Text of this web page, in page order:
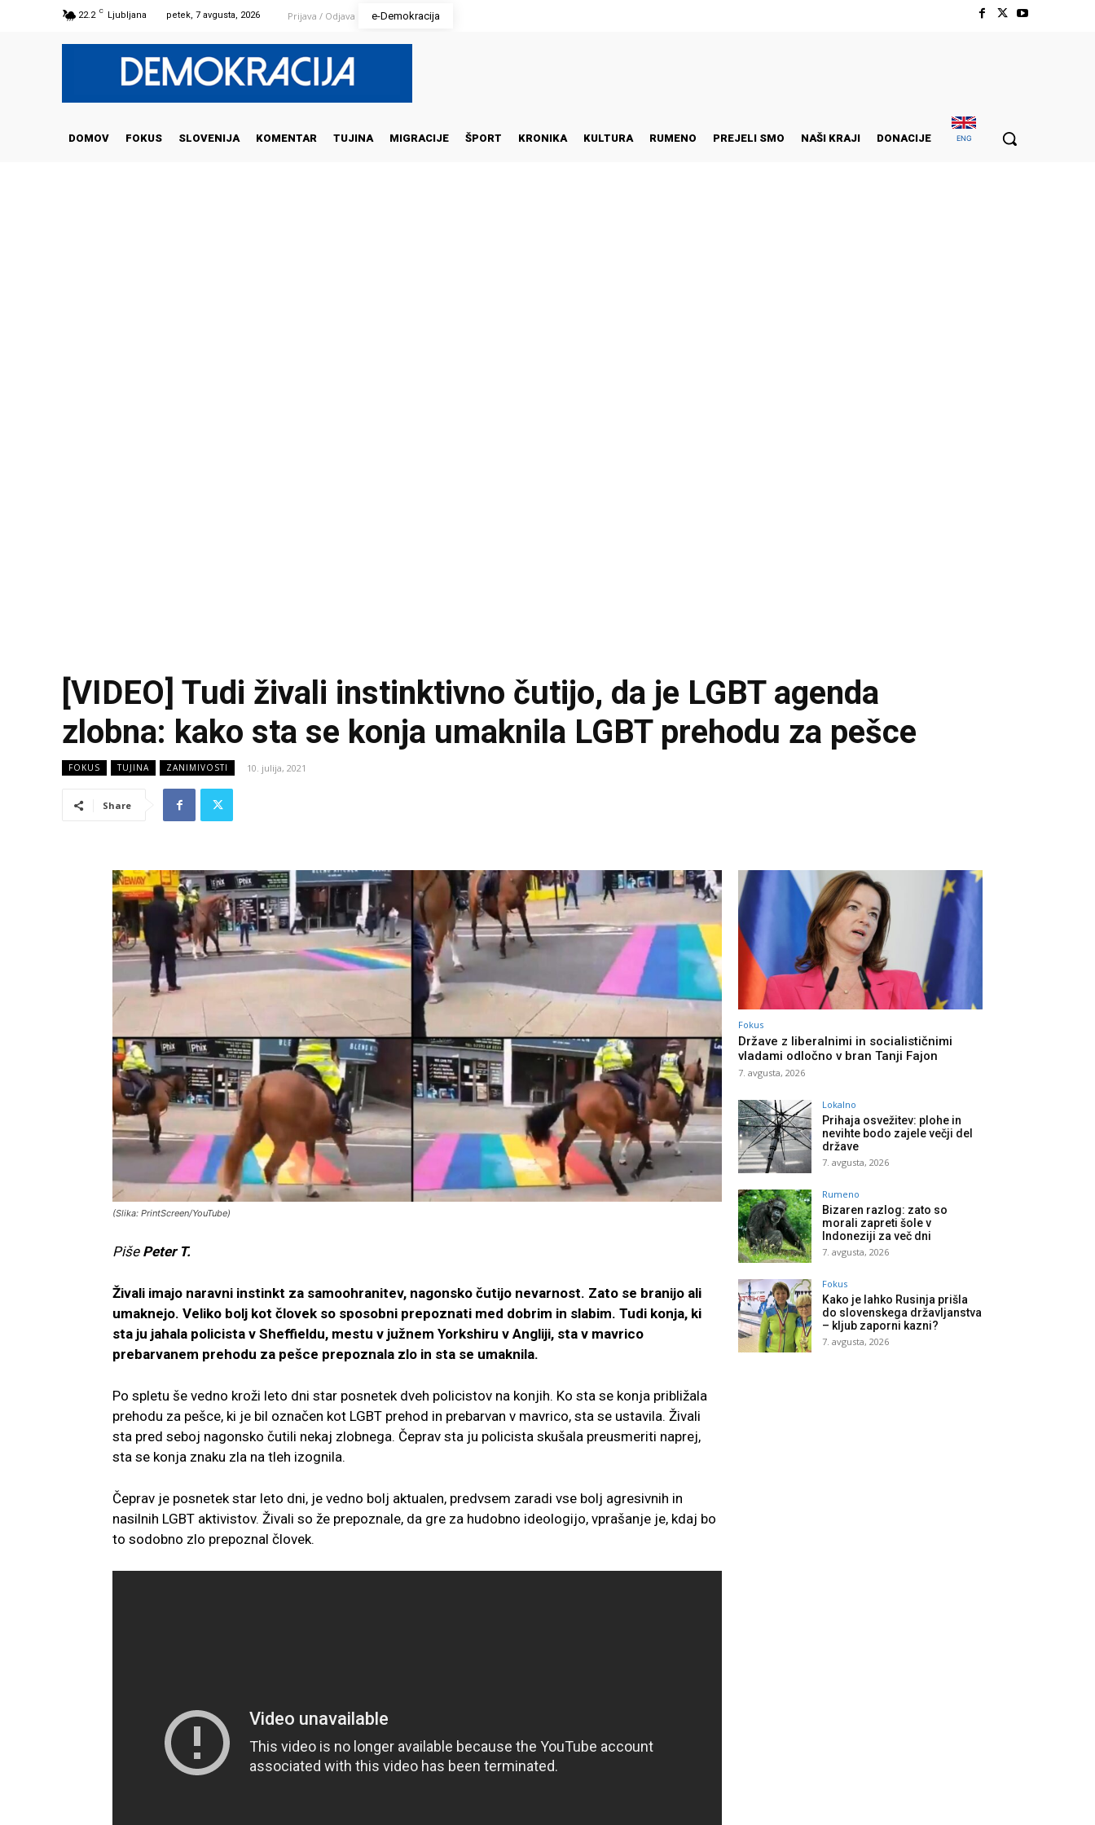
22.2 C Ljubljana petek, 7 avgusta, 2026 Prijava / Odjava e-Demokracija
DOMOV FOKUS SLOVENIJA KOMENTAR TUJINA MIGRACIJE ŠPORT KRONIKA KULTURA RUMENO PREJELI SMO NAŠI KRAJI DONACIJE ENG
[VIDEO] Tudi živali instinktivno čutijo, da je LGBT agenda
zlobna: kako sta se konja umaknila LGBT prehodu za pešce
FOKUS TUJINA ZANIMIVOSTI 10. julija, 2021
Share
(Slika: PrintScreen/YouTube)
Piše Peter T.
Živali imajo naravni instinkt za samoohranitev, nagonsko čutijo nevarnost. Zato se branijo ali
umaknejo. Veliko bolj kot človek so sposobni prepoznati med dobrim in slabim. Tudi konja, ki
sta ju jahala policista v Sheffieldu, mestu v južnem Yorkshiru v Angliji, sta v mavrico
prebarvanem prehodu za pešce prepoznala zlo in sta se umaknila.
Po spletu še vedno kroži leto dni star posnetek dveh policistov na konjih. Ko sta se konja približala
prehodu za pešce, ki je bil označen kot LGBT prehod in prebarvan v mavrico, sta se ustavila. Živali
sta pred seboj nagonsko čutili nekaj zlobnega. Čeprav sta ju policista skušala preusmeriti naprej,
sta se konja znaku zla na tleh izognila.
Čeprav je posnetek star leto dni, je vedno bolj aktualen, predvsem zaradi vse bolj agresivnih in
nasilnih LGBT aktivistov. Živali so že prepoznale, da gre za hudobno ideologijo, vprašanje je, kdaj bo
to sodobno zlo prepoznal človek.
Fokus
Države z liberalnimi in socialističnimi
vladami odločno v bran Tanji Fajon
7. avgusta, 2026
Lokalno
Prihaja osvežitev: plohe in
nevihte bodo zajele večji del
države
7. avgusta, 2026
Rumeno
Bizaren razlog: zato so
morali zapreti šole v
Indoneziji za več dni
7. avgusta, 2026
Fokus
Kako je lahko Rusinja prišla
do slovenskega državljanstva
– kljub zaporni kazni?
7. avgusta, 2026